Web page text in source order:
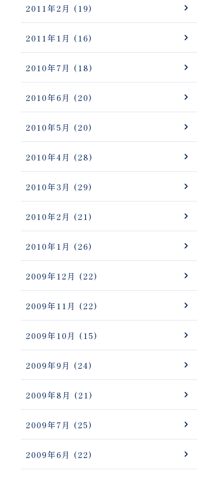
2011年2月 (19)
2011年1月 (16)
2010年7月 (18)
2010年6月 (20)
2010年5月 (20)
2010年4月 (28)
2010年3月 (29)
2010年2月 (21)
2010年1月 (26)
2009年12月 (22)
2009年11月 (22)
2009年10月 (15)
2009年9月 (24)
2009年8月 (21)
2009年7月 (25)
2009年6月 (22)